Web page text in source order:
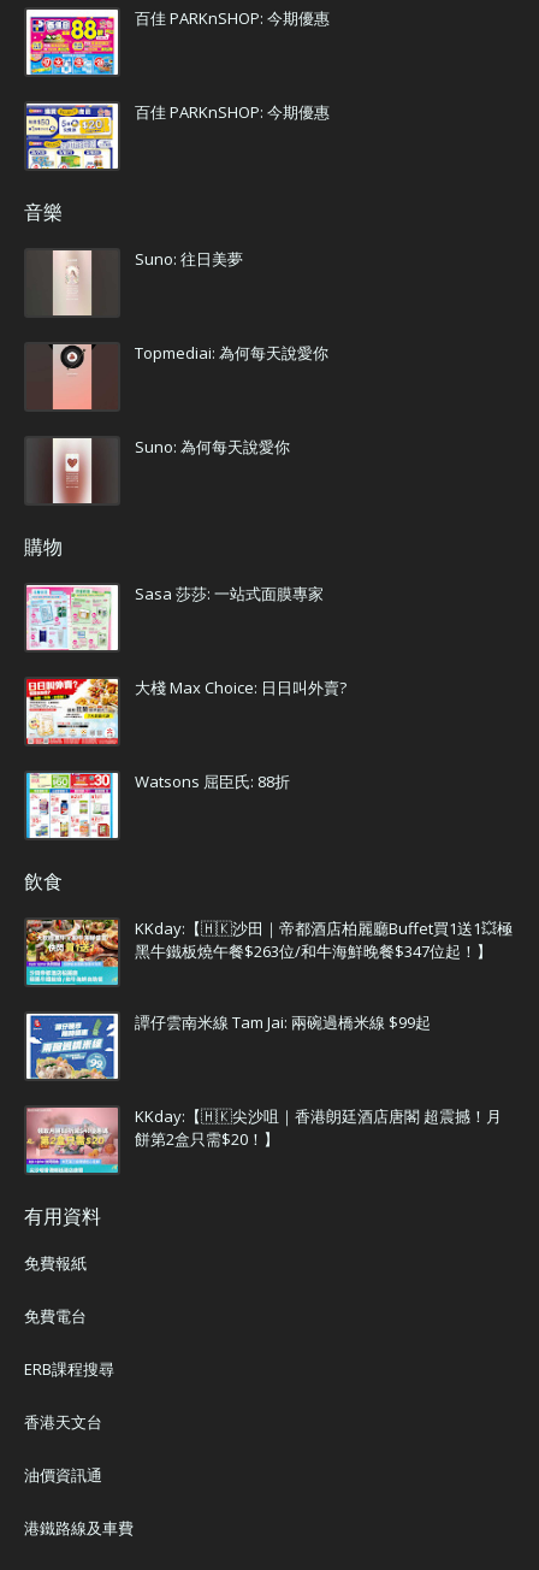
百佳 PARKnSHOP: 今期優惠
百佳 PARKnSHOP: 今期優惠
音樂
Suno: 往日美夢
Topmediai: 為何每天說愛你
Suno: 為何每天說愛你
購物
Sasa 莎莎: 一站式面膜專家
大棧 Max Choice: 日日叫外賣?
Watsons 屈臣氏: 88折
飲食
KKday:【🇭🇰沙田｜帝都酒店柏麗廳Buffet買1送1💥極
黑牛鐵板燒午餐$263位/和牛海鮮晚餐$347位起！】
譚仔雲南米線 Tam Jai: 兩碗過橋米線 $99起
KKday:【🇭🇰尖沙咀｜香港朗廷酒店唐閣 超震撼！月
餅第2盒只需$20！】
有用資料
免費報紙
免費電台
ERB課程搜尋
香港天文台
油價資訊通
港鐵路線及車費